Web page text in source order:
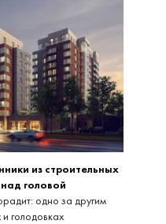
из строительных
головой
одно за другим
голодовках